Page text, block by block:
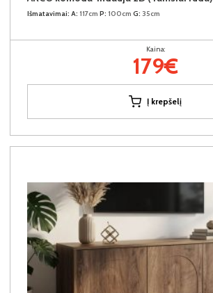
Išmatavimai: A: 117cm P: 100cm G: 35cm
Kaina:
179€
Į krepšelį